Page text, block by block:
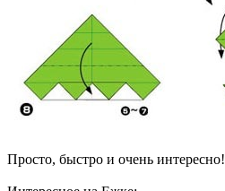
Просто, быстро и очень интересно!